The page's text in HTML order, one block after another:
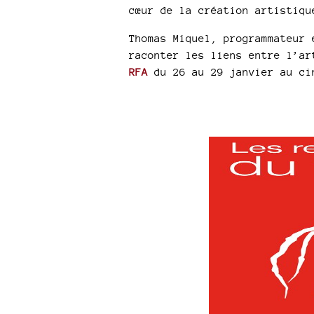
cœur de la création
Thomas Miquel,
raconter les liens entre
RFA du 26 au 29 janvier au